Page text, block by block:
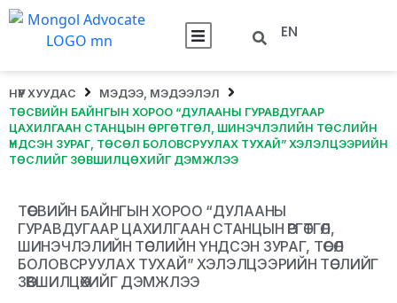
EN
НҮҮР ХУУДАС
МЭДЭЭ, МЭДЭЭЛЭЛ
ТӨСВИЙН БАЙНГЫН ХОРОО “ДУЛААНЫ ГУРАВДУГААР
ЦАХИЛГААН СТАНЦЫН ӨРГӨТГӨЛ, ШИНЭЧЛЭЛИЙН ТӨСЛИЙН
ҮНДСЭН ЗУРАГ, ТӨСӨЛ БОЛОВСРУУЛАХ ТУХАЙ” ХЭЛЭЛЦЭЭРИЙН
ТӨСЛИЙГ ЗӨВШИЛЦӨХИЙГ ДЭМЖЛЭЭ
ТӨСВИЙН БАЙНГЫН ХОРОО “ДУЛААНЫ
ГУРАВДУГААР ЦАХИЛГААН СТАНЦЫН ӨРГӨТГӨЛ,
ШИНЭЧЛЭЛИЙН ТӨСЛИЙН ҮНДСЭН ЗУРАГ, ТӨСӨЛ
БОЛОВСРУУЛАХ ТУХАЙ” ХЭЛЭЛЦЭЭРИЙН ТӨСЛИЙГ
ЗӨВШИЛЦӨХИЙГ ДЭМЖЛЭЭ